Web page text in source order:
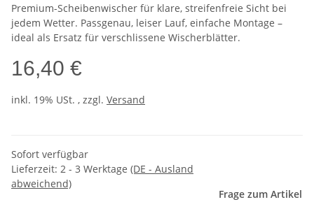
Premium-Scheibenwischer für klare, streifenfreie Sicht bei
jedem Wetter. Passgenau, leiser Lauf, einfache Montage –
ideal als Ersatz für verschlissene Wischerblätter.
16,40 €
inkl. 19% USt. , zzgl. Versand
Sofort verfügbar
Lieferzeit: 2 - 3 Werktage (DE - Ausland
abweichend)
Frage zum Artikel